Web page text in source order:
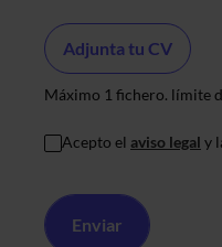
CV
Adjunta tu CV
Máximo 1 fichero. límite
Acepto el aviso legal y